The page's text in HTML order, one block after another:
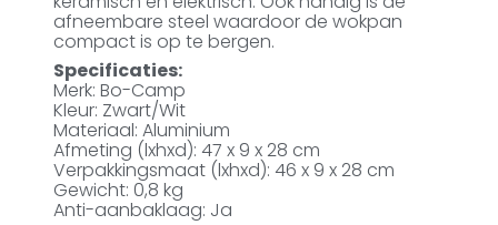
afneembare steel waardoor de wokpan
compact is op te bergen.
Specificaties:
Merk: Bo-Camp
Kleur: Zwart/Wit
Materiaal: Aluminium
Afmeting (lxhxd): 47 x 9 x 28 cm
Verpakkingsmaat (lxhxd): 46 x 9 x 28 cm
Gewicht: 0,8 kg
Anti-aanbaklaag: Ja